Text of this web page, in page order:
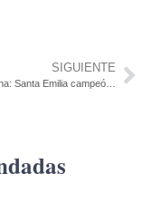
SIGUIENTE
Liga Cardona: Santa Emilia campeón de la Supercopa